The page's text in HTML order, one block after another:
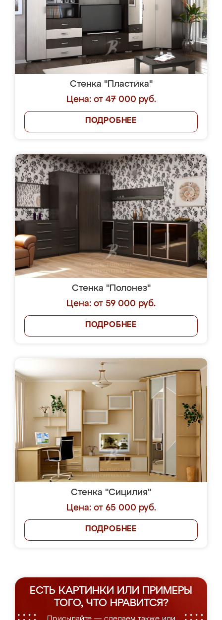
Стенка "Пластика"
Цена: от 47 000 руб.
ПОДРОБНЕЕ
Стенка "Полонез"
Цена: от 59 000 руб.
ПОДРОБНЕЕ
Стенка "Сицилия"
Цена: от 65 000 руб.
ПОДРОБНЕЕ
ЕСТЬ КАРТИНКИ ИЛИ ПРИМЕРЫ
ТОГО, ЧТО НРАВИТСЯ?